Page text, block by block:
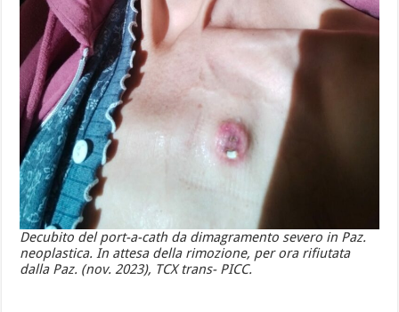
Decubito del port-a-cath da dimagramento severo in Paz.
neoplastica. In attesa della rimozione, per ora rifiutata
dalla Paz. (nov. 2023), TCX trans- PICC.